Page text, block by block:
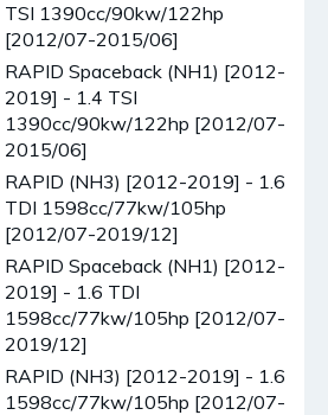
TSI 1390cc/90kw/122hp
[2012/07-2015/06]
RAPID Spaceback (NH1) [2012-
2019] - 1.4 TSI
1390cc/90kw/122hp [2012/07-
2015/06]
RAPID (NH3) [2012-2019] - 1.6
TDI 1598cc/77kw/105hp
[2012/07-2019/12]
RAPID Spaceback (NH1) [2012-
2019] - 1.6 TDI
1598cc/77kw/105hp [2012/07-
2019/12]
RAPID (NH3) [2012-2019] - 1.6
1598cc/77kw/105hp [2012/07-